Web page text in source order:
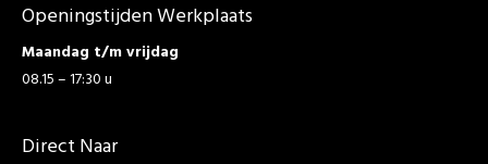
Openingstijden Werkplaats
Maandag t/m vrijdag
08.15 – 17:30 u
Direct Naar